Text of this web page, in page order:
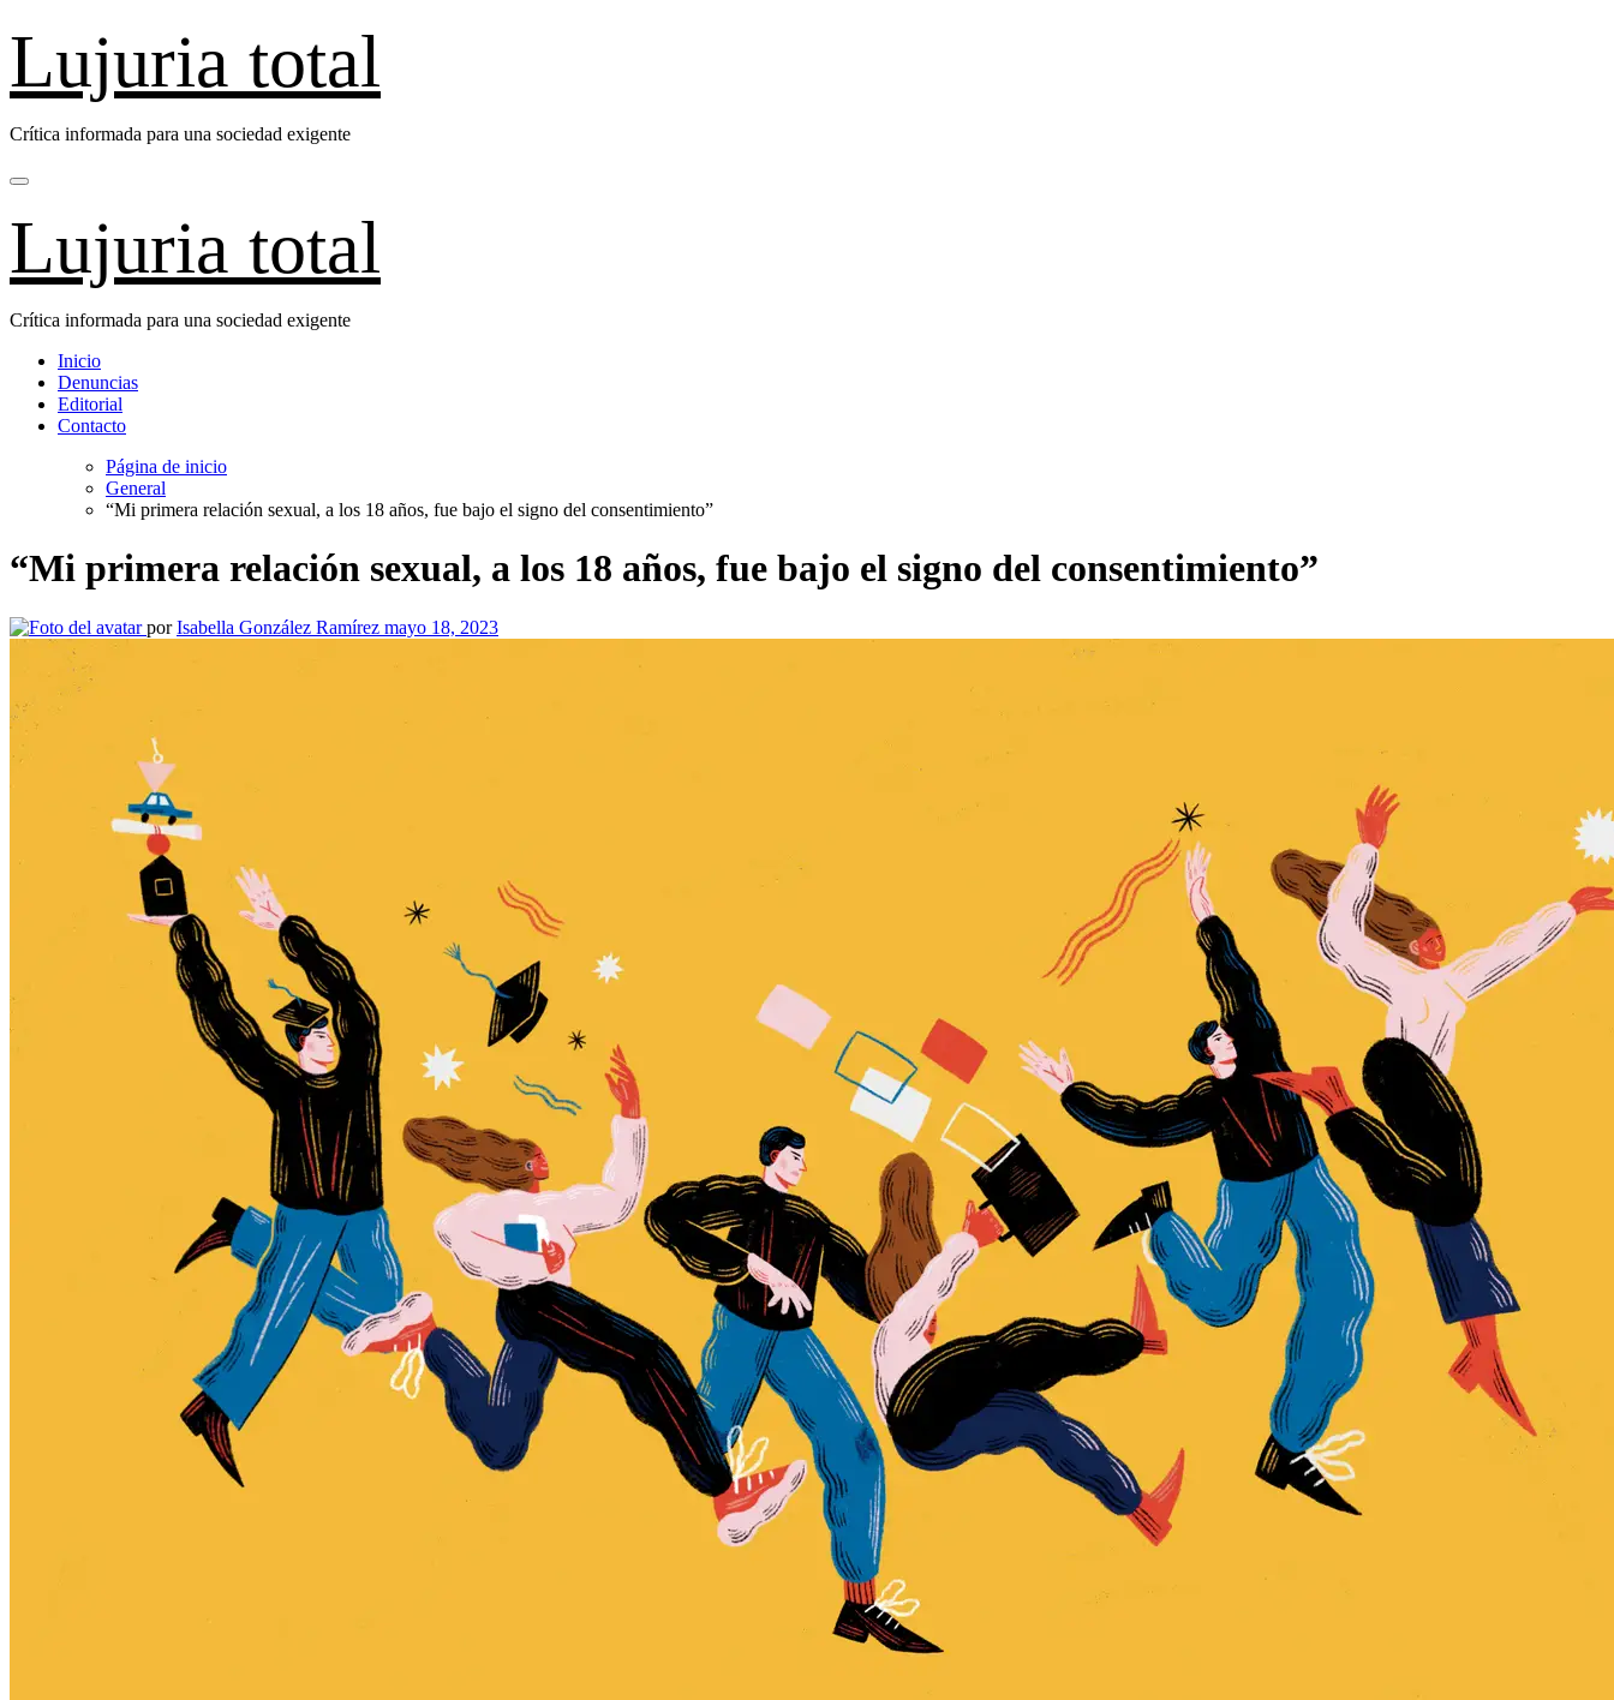
contenido
Lujuria total
Crítica informada para una sociedad exigente
Lujuria total
Crítica informada para una sociedad exigente
Inicio
Denuncias
Editorial
Contacto
Página de inicio
General
“Mi primera relación sexual, a los 18 años, fue bajo el signo del consentimiento”
“Mi primera relación sexual, a los 18 años, fue bajo el signo del consentimiento”
porIsabella González Ramírez mayo 18, 2023